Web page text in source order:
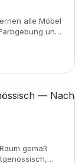
alle Möbel
und
-
Ansichten.
gemäß